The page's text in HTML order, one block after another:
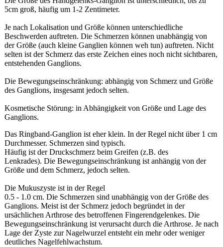
5cm groß, häufig um 1-2 Zentimeter.
Je nach Lokalisation und Größe können unterschiedliche
Beschwerden auftreten. Die Schmerzen können unabhängig von
der Größe (auch kleine Ganglien können weh tun) auftreten. Nicht
selten ist der Schmerz das erste Zeichen eines noch nicht sichtbaren,
entstehenden Ganglions.
Die Bewegungseinschränkung: abhängig von Schmerz und Größe
des Ganglions, insgesamt jedoch selten.
Kosmetische Störung: in Abhängigkeit von Größe und Lage des
Ganglions.
Das Ringband-Ganglion ist eher klein. In der Regel nicht über 1 cm
Durchmesser. Schmerzen sind typisch.
Häufig ist der Druckschmerz beim Greifen (z.B. des
Lenkrades). Die Bewegungseinschränkung ist anhängig von der
Größe und dem Schmerz, jedoch selten.
Die Mukuszyste ist in der Regel
0.5 - 1.0 cm. Die Schmerzen sind unabhängig von der Größe des
Ganglions. Meist ist der Schmerz jedoch begründet in der
ursächlichen Arthrose des betroffenen Fingerendgelenkes. Die
Bewegungseinschränkung ist verursacht durch die Arthrose. Je nach
Lage der Zyste zur Nagelwurzel entsteht ein mehr oder weniger
deutliches Nagelfehlwachstum.